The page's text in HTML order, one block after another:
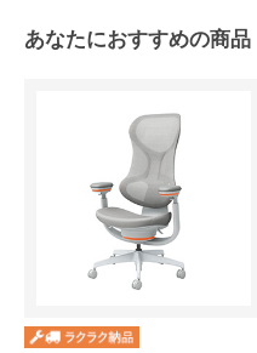
あなたにおすすめの商品